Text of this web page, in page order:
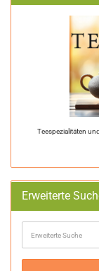
Teespezialitäten
Erweiterte
Suche